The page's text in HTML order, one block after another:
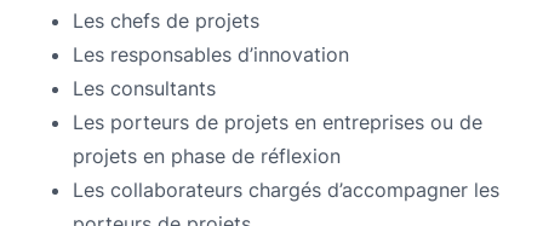
Les chefs de projets
Les responsables d’innovation
Les consultants
Les porteurs de projets en entreprises ou de
projets en phase de réflexion
Les collaborateurs chargés d’accompagner les